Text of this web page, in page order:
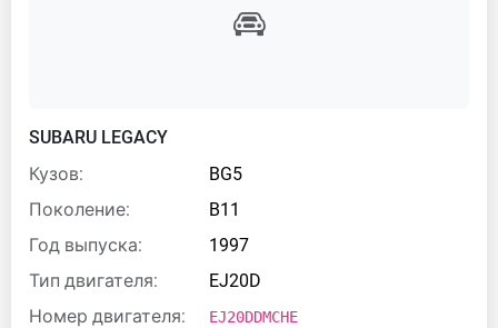
SUBARU LEGACY
Кузов:
BG5
Поколение:
B11
Год выпуска:
1997
Тип двигателя:
EJ20D
Номер двигателя:
EJ20DDMCHE